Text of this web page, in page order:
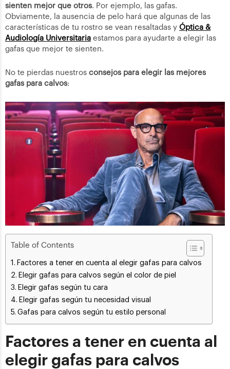
sienten mejor que otros. Por ejemplo, las gafas.
Obviamente, la ausencia de pelo hará que algunas de las
características de tu rostro se vean resaltadas y Óptica &
Audiología Universitaria estamos para ayudarte a elegir las
gafas que mejor te sienten.
No te pierdas nuestros consejos para elegir las mejores
gafas para calvos:
Table of Contents
Factores a tener en cuenta al elegir gafas para calvos
Elegir gafas para calvos según el color de piel
Elegir gafas según tu cara
Elegir gafas según tu necesidad visual
Gafas para calvos según tu estilo personal
Factores a tener en cuenta al
elegir gafas para calvos